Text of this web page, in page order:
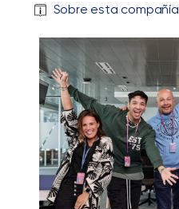
Sobre esta compañía